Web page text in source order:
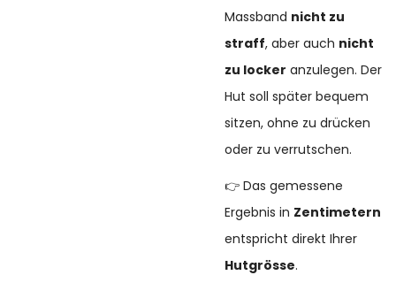
Massband nicht zu
straff, aber auch nicht
zu locker anzulegen. Der
Hut soll später bequem
sitzen, ohne zu drücken
oder zu verrutschen.
👉 Das gemessene
Ergebnis in Zentimetern
entspricht direkt Ihrer
Hutgrösse.